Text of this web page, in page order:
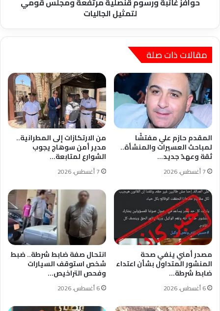
قنصلية
ومجلس
لتمثيل
الجاليات
لتمثيل الجاليات
مقالات ذات صلة
المقدم حازم علي مفتشًا
لمباحث العسيرات والمنشأة..
ثقة وعهدٌ جديد…
7 أغسطس، 2026
من الارتكازات إلى المطرانية..
مدير أمن سوهاج يجوب
الشوارع لمتابعة…
7 أغسطس، 2026
مصدر أمني ينفي صحة
المنشور المتداول بشأن اعتداء
ضابط شرطة…
6 أغسطس، 2026
انتحال صفة ضابط شرطة.. ضبط
شخص استوقف السيارات
وفحص التراخيص…
6 أغسطس، 2026